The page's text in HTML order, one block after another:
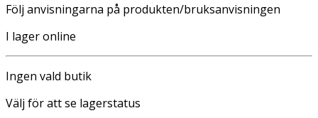
Följ anvisningarna på produkten/bruksanvisningen
I lager online
Ingen vald butik
Välj för att se lagerstatus